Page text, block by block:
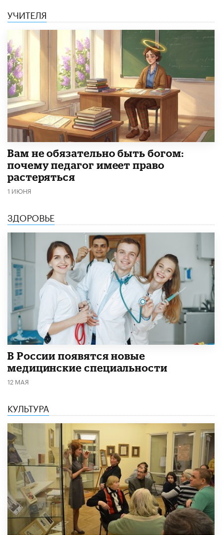
УЧИТЕЛЯ
​Вам не обязательно быть богом:
почему педагог имеет право
растеряться
1 ИЮНЯ
ЗДОРОВЬЕ
В России появятся новые
медицинские специальности
12 МАЯ
КУЛЬТУРА